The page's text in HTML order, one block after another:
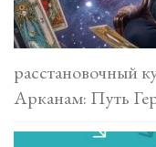
расстановочный
Арканам: Путь